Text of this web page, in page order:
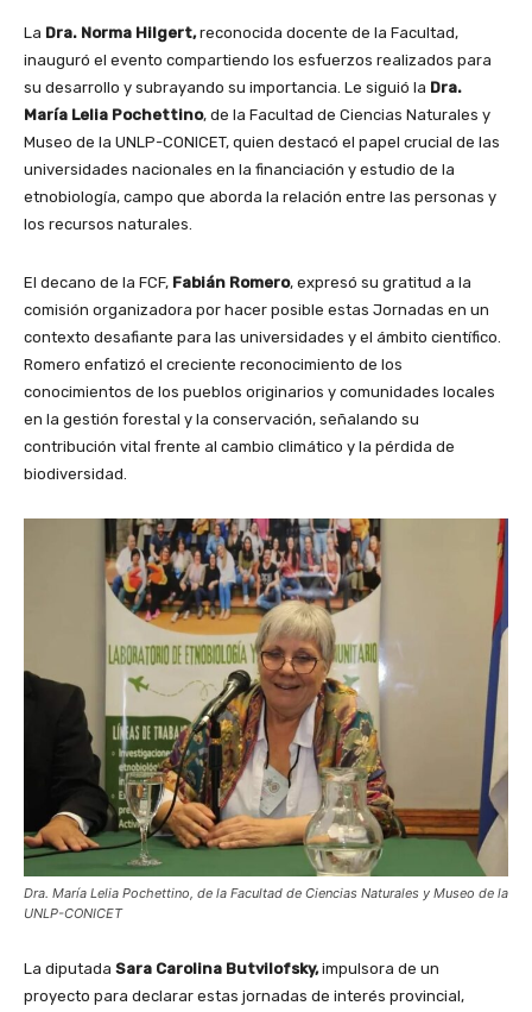
La Dra. Norma Hilgert,reconocida docente de la Facultad,
inauguró el evento compartiendo los esfuerzos realizados para
su desarrollo y subrayando su importancia. Le siguió la Dra.
María Lelia Pochettino, de la Facultad de Ciencias Naturales y
Museo de la UNLP-CONICET, quien destacó el papel crucial de las
universidades nacionales en la financiación y estudio de la
etnobiología, campo que aborda la relación entre las personas y
los recursos naturales.
El decano de la FCF, Fabián Romero, expresó su gratitud a la
comisión organizadora por hacer posible estas Jornadas en un
contexto desafiante para las universidades y el ámbito científico.
Romero enfatizó el creciente reconocimiento de los
conocimientos de los pueblos originarios y comunidades locales
en la gestión forestal y la conservación, señalando su
contribución vital frente al cambio climático y la pérdida de
biodiversidad.
Dra. María Lelia Pochettino, de la Facultad de Ciencias Naturales y Museo de la
UNLP-CONICET
La diputada Sara Carolina Butvilofsky,impulsora de un
proyecto para declarar estas jornadas de interés provincial,